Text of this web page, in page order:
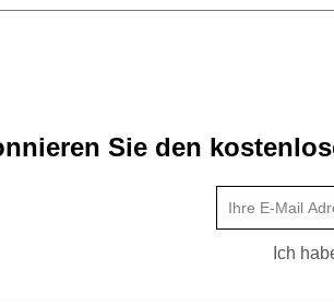
Sie den
Ich